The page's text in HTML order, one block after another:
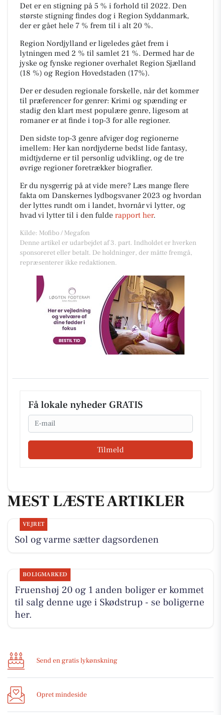
Det er en stigning på 5 % i forhold til 2022. Den
største stigning findes dog i Region Syddanmark,
der er gået hele 7 % frem til i alt 20 %.
Region Nordjylland er ligeledes gået frem i
lytningen med 2 % til samlet 21 %. Dermed har de
jyske og fynske regioner overhalet Region Sjælland
(18 %) og Region Hovedstaden (17%).
Der er desuden regionale forskelle, når det kommer
til præferencer for genrer: Krimi og spænding er
stadig den klart mest populære genre, ligesom at
romaner er at finde i top-3 for alle regioner.
Den sidste top-3 genre afviger dog regionerne
imellem: Her kan nordjyderne bedst lide fantasy,
midtjyderne er til personlig udvikling, og de tre
øvrige regioner foretrækker biografier.
Er du nysgerrig på atvide mere? Læs mange flere
fakta om Danskernes lydbogsvaner 2023 og hvordan
der lyttes rundt om i landet, hvornår vi lytter, og
hvad vi lytter til i den fulde rapport her.
Kilde: Mofibo / Megafon
Denne artikel er udarbejdet af 3. part. Indholdet er hverken
sponsoreret eller betalt. De holdninger, der måtte fremgå,
repræsenterer ikke redaktionen.
Få lokale nyheder GRATIS
Email
Tilmeld
MEST LÆSTE ARTIKLER
VEJRET
Sol og varme sætter dagsordenen
BOLIGMARKED
Fruenshøj 20 og 1 anden boliger er kommet
til salg denne uge i Skødstrup - se boligerne
her.
Send en gratis lykønskning
Opret mindeside